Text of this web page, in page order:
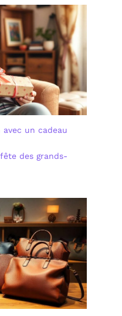
un cadeau
des grands-